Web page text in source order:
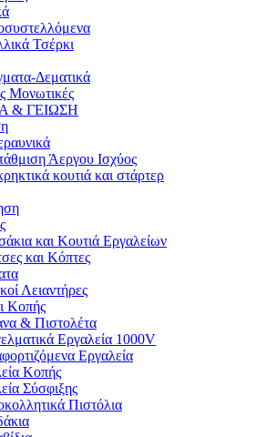
Τσέρκι
Δεματικά
Μονωτικές
& ΓΕΙΩΣΗ
Άεργου Ισχύος
κουτιά και στάρτερ
και Κουτιά Εργαλείων
και Κόπτες
Λειαντήρες
Κοπής
& Πιστολέτα
Εργαλεία 1000V
Εργαλεία
Κοπής
Σύσφιξης
Πιστόλια